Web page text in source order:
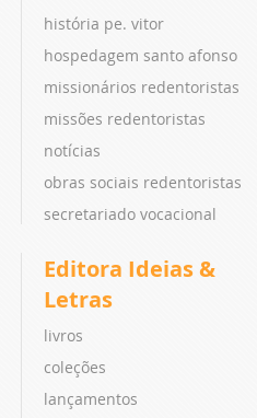
história pe. vitor
hospedagem santo afonso
missionários redentoristas
missões redentoristas
notícias
obras sociais redentoristas
secretariado vocacional
Editora Ideias &
Letras
livros
coleções
lançamentos